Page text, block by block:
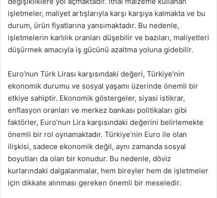
işletmeler, maliyet artışlarıyla karşı karşıya kalmakta ve bu
durum, ürün fiyatlarına yansımaktadır. Bu nedenle,
işletmelerin karlılık oranları düşebilir ve bazıları, maliyetleri
düşürmek amacıyla iş gücünü azaltma yoluna gidebilir.
Euro’nun Türk Lirası karşısındaki değeri, Türkiye’nin
ekonomik durumu ve sosyal yaşamı üzerinde önemli bir
etkiye sahiptir. Ekonomik göstergeler, siyasi istikrar,
enflasyon oranları ve merkez bankası politikaları gibi
faktörler, Euro’nun Lira karşısındaki değerini belirlemekte
önemli bir rol oynamaktadır. Türkiye’nin Euro ile olan
ilişkisi, sadece ekonomik değil, aynı zamanda sosyal
boyutları da olan bir konudur. Bu nedenle, döviz
kurlarındaki dalgalanmalar, hem bireyler hem de işletmeler
için dikkate alınması gereken önemli bir meseledir.